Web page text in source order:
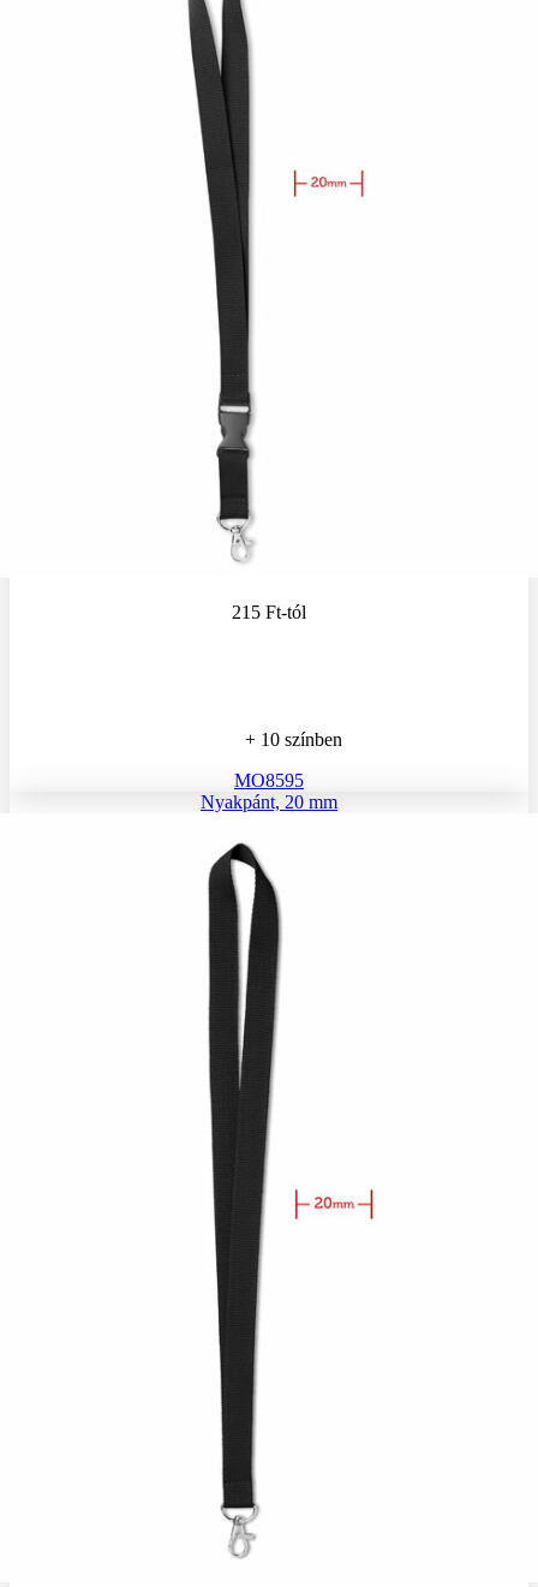
215 Ft-tól
+ 10 színben
MO8595
Nyakpánt, 20 mm